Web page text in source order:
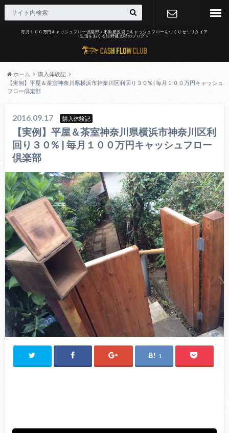
毎月１００万円キャッシュフロー倶楽部＜不動産投資でキャッシュフローをつくりセミリタイア
生活をおくる紺野健太郎のブログ＞
ホーム
購入体験記
【実例】平屋＆茶室神奈川県横浜市神奈川区利回り３０% | 毎月１００万円キャッシュ
フロー倶楽部
2016.09.17 購入体験記
【実例】平屋＆茶室神奈川県横浜市神奈川区利
回り３０% | 毎月１００万円キャッシュフロー
倶楽部
1